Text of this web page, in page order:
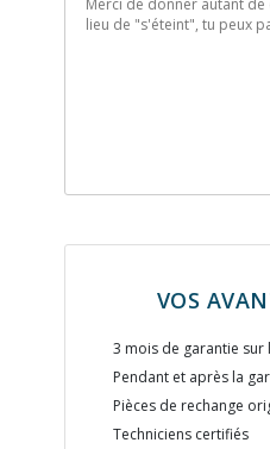
VOS
3 mois de garantie sur
Pendant et après la
Pièces de rechange
Techniciens certifiés